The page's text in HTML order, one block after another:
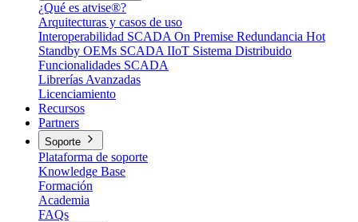
¿Qué es atvise®?
Arquitecturas y casos de uso
Interoperabilidad SCADA On Premise Redundancia Hot
Standby OEMs SCADA IIoT Sistema Distribuido
Funcionalidades SCADA
Librerías Avanzadas
Licenciamiento
Recursos
Partners
Soporte
Plataforma de soporte
Knowledge Base
Formación
Academia
FAQs